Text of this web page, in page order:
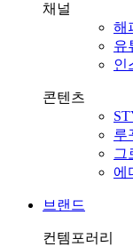
채널
해
유
인
콘텐츠
루
그
에
브랜드
컨템포러리